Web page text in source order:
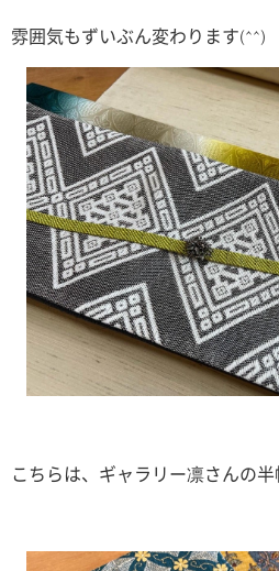
雰囲気もずいぶん変わります(^^)
こちらは、ギャラリー凛さんの半